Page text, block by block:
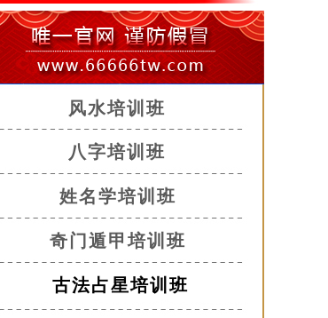
风水培训班
八字培训班
姓名学培训班
奇门遁甲培训班
古法占星培训班